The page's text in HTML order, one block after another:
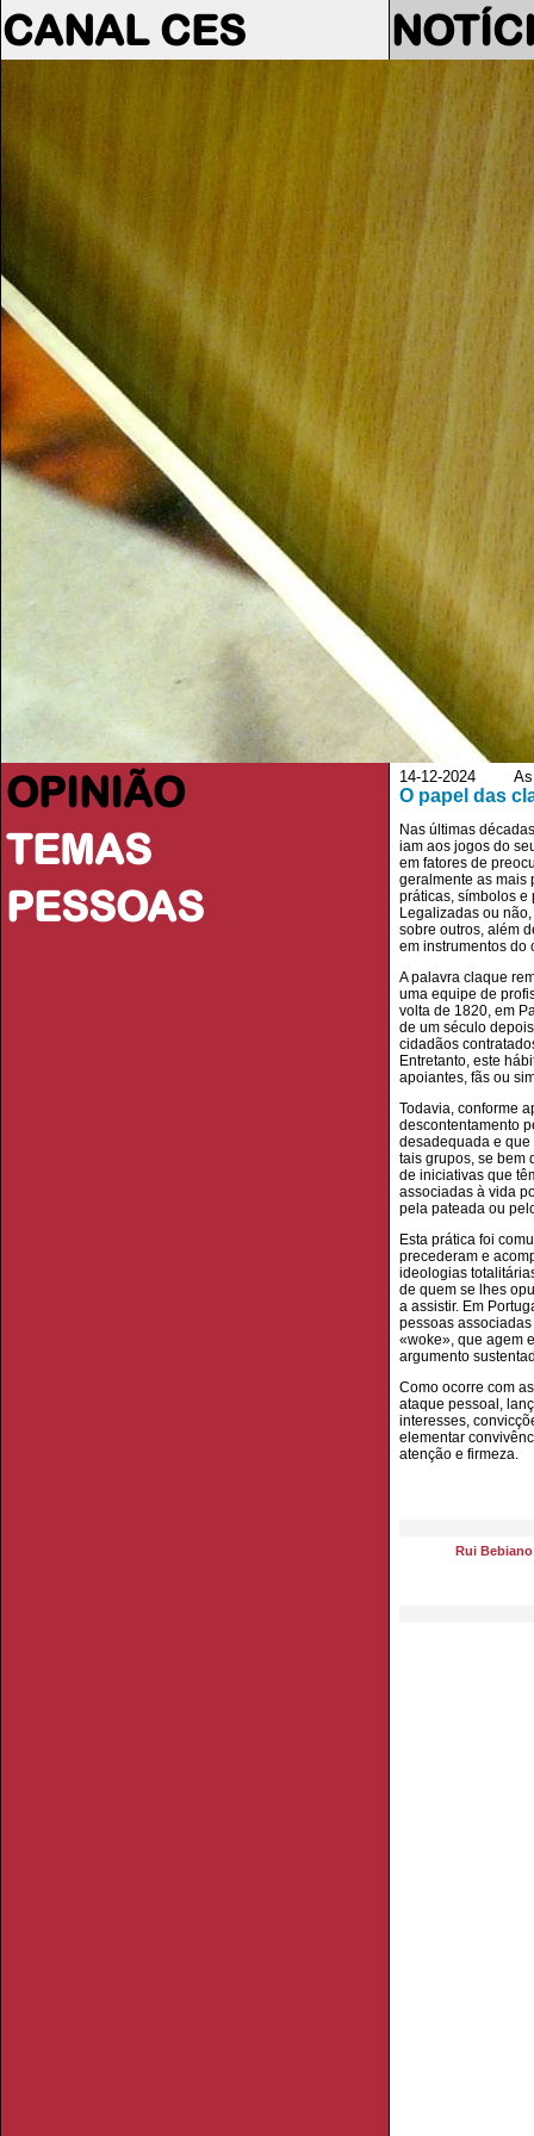
CANAL CES
OPINIÃO
TEMAS
PESSOAS
14-12-2024 As
O papel das
Nas últimas
iam aos jogos do
em fatores de
geralmente as mais
práticas, símbolos
Legalizadas ou
sobre outros, além
em instrumentos do
A palavra claque
uma equipe de
volta de 1820, em
de um século
cidadãos
Entretanto, este
apoiantes, fãs ou
Todavia, conforme
descontentamento
desadequada e que
tais grupos, se bem
de iniciativas que
associadas à vida
pela pateada ou
Esta prática foi
precederam e
ideologias
de quem se lhes
a assistir. Em
pessoas
«woke», que agem
argumento
Como ocorre com
ataque pessoal,
interesses,
elementar
atenção e firmeza.
Rui Bebiano